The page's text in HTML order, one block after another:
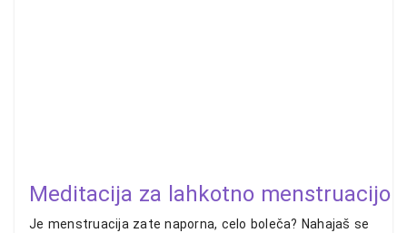
Meditacija za lahkotno menstruacijo
Je menstruacija zate naporna, celo boleča? Nahajaš se